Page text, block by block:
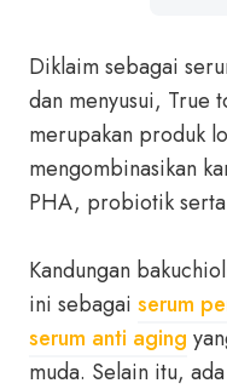
Diklaim sebagai
dan menyusui, True
merupakan produk
mengombinasikan
PHA, probiotik serta
Kandungan
ini sebagai serum
serum anti aging
muda. Selain itu,